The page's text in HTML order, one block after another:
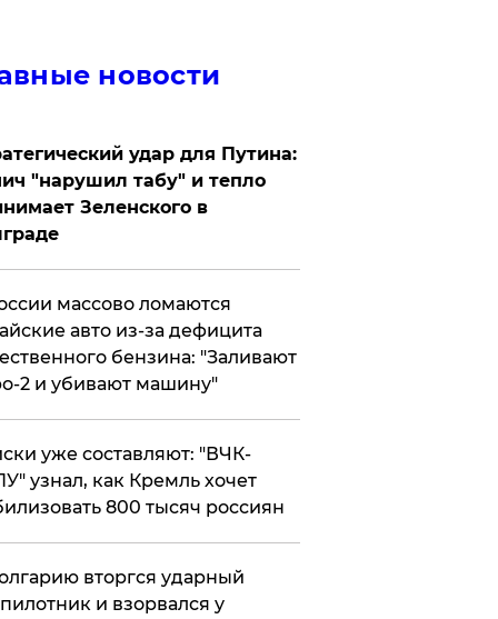
новости
удар для Путина:
"нарушил табу" и тепло
Зеленского в
массово ломаются
авто из-за дефицита
бензина: "Заливают
2 и убивают машину"
уже составляют: "ВЧК-
узнал, как Кремль хочет
800 тысяч россиян
вторгся ударный
и взорвался у